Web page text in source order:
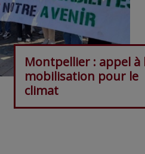
Montpellier : appel à
mobilisation pour le
climat